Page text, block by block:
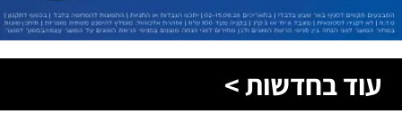
עוד בחדשות >